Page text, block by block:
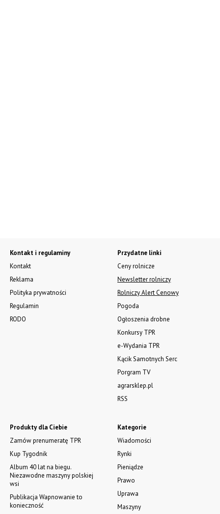
Kontakt i regulaminy
Kontakt
Reklama
Polityka prywatności
Regulamin
RODO
Kategorie
Wiadomości
Rynki
Pieniądze
Prawo
Uprawa
Maszyny
Produkty dla Ciebie
Zamów prenumeratę TPR
Kup Tygodnik
Album 40 lat na biegu.
Niezawodne maszyny polskiej
wsi
Publikacja Wapnowanie to
konieczność
Przydatne linki
Ceny rolnicze
Newsletter rolniczy
Rolniczy Alert Cenowy
Pogoda
Ogłoszenia drobne
Konkursy TPR
e-Wydania TPR
Kącik Samotnych Serc
Porgram TV
agrarsklep.pl
RSS